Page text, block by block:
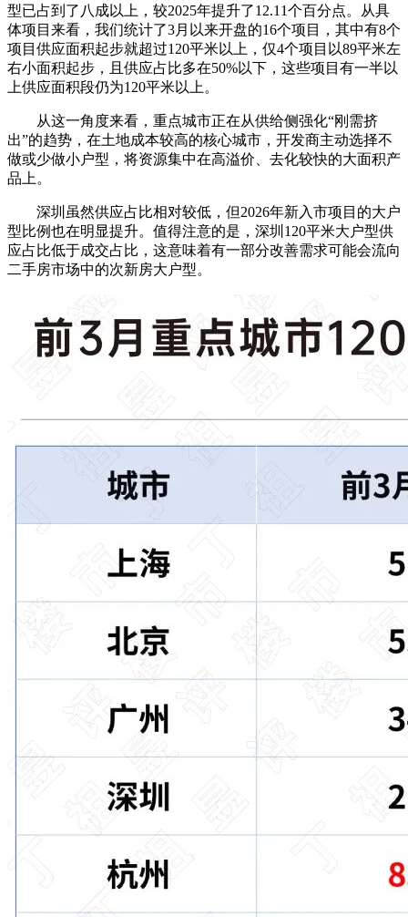
型已占到了八成以上， 较2025年提升了12.11个百分点。从具
体项目来看，我们统计了3月以来开盘的16个项目，其中有8个
项目供应面积起步就超过120平米以上 ，仅4个项目以89平米左
右小面积起步，且供应占比多在50%以下，这些项目有一半以
上供应面积段仍为120平米以上。
从这一角度来看， 重点城市正在从供给侧强化“刚需挤
出”的趋势 ，在土地成本较高的核心城市，开发商主动选择不
做或少做小户型，将资源集中在高溢价、去化较快的大面积产
品上。
深圳虽然供应占比相对较低，但2026年新入市项目的大户
型比例也在明显提升。 值得注意的是，深圳120平米大户型供
应占比低于成交占比，这意味着有一部分改善需求可能会流向
二手房市场中的次新房大户型。